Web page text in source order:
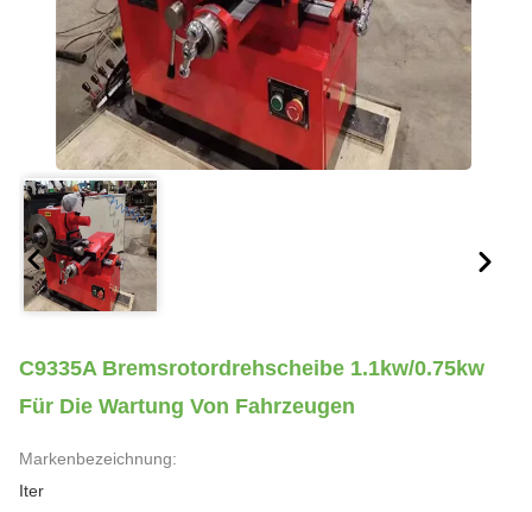
C9335A Bremsrotordrehscheibe 1.1kw/0.75kw
Für Die Wartung Von Fahrzeugen
Markenbezeichnung:
Iter